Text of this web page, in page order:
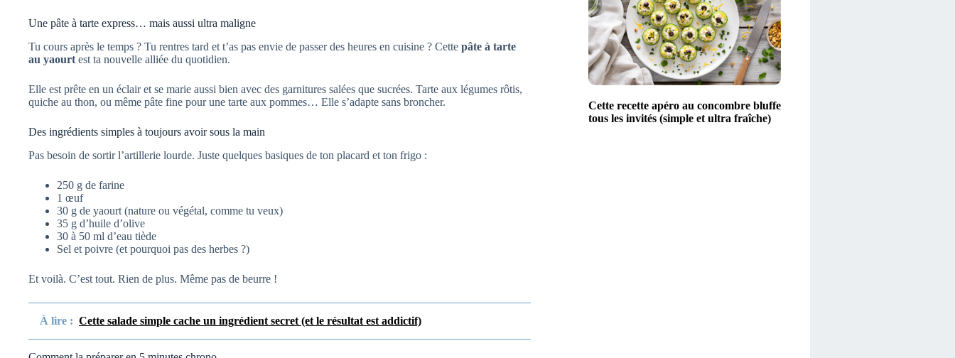
Une pâte à tarte express… mais aussi ultra maligne
Tu cours après le temps ? Tu rentres tard et t’as pas envie de passer des heures en cuisine ? Cette pâte à tarte
au yaourt est ta nouvelle alliée du quotidien.
Elle est prête en un éclair et se marie aussi bien avec des garnitures salées que sucrées. Tarte aux légumes rôtis,
quiche au thon, ou même pâte fine pour une tarte aux pommes… Elle s’adapte sans broncher.
Des ingrédients simples à toujours avoir sous la main
Pas besoin de sortir l’artillerie lourde. Juste quelques basiques de ton placard et ton frigo :
250 g de farine
1 œuf
30 g de yaourt (nature ou végétal, comme tu veux)
35 g d’huile d’olive
30 à 50 ml d’eau tiède
Sel et poivre (et pourquoi pas des herbes ?)
Et voilà. C’est tout. Rien de plus. Même pas de beurre !
À lire : Cette salade simple cache un ingrédient secret (et le résultat est addictif)
Cette recette apéro au concombre bluffe
tous les invités (simple et ultra fraîche)